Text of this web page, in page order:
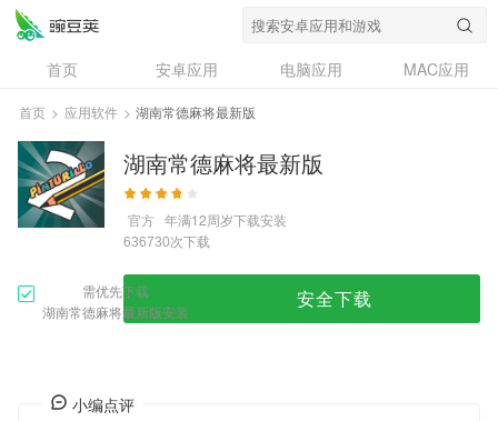
首页 安卓应用 电脑应用
MAC应用
资讯
专题
问答
首页 > 应用软件 > 湖南常德麻将最新版
湖南常德麻将最新版
官方 年满12周岁下载安装
636730次下载
需优先下载
湖南常德麻将最新版安装
安全下载
小编点评